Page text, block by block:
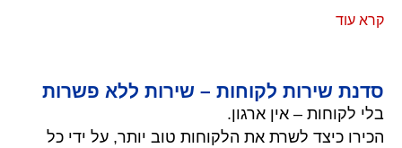
קרא עוד
סדנת שירות לקוחות – שירות ללא פשרות
בלי לקוחות – אין ארגון.
הכירו כיצד לשרת את הלקוחות טוב יותר, על ידי כל